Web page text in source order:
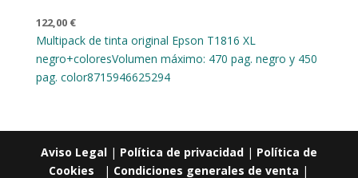
122,00 €
Multipack de tinta original Epson T1816 XL
negro+coloresVolumen máximo: 470 pag. negro y 450
pag. color8715946625294
Aviso Legal| Política de privacidad| Política de
Cookies | Condiciones generales de venta |